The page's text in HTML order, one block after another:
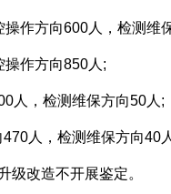
作方向600人，检测维
作方向850人;
人，检测维保方向50人;
人，检测维保方向40
级改造不开展鉴定。